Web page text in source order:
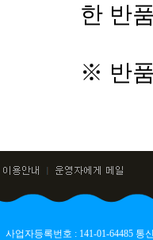
한 반
※ 반
사업자등록번호 : 141-01-64485